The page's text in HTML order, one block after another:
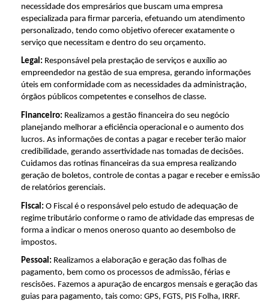
necessidade dos empresários que buscam uma empresa
especializada para firmar parceria, efetuando um atendimento
personalizado, tendo como objetivo oferecer exatamente o
serviço que necessitam e dentro do seu orçamento.
Legal: Responsável pela prestação de serviços e auxílio ao
empreendedor na gestão de sua empresa, gerando informações
úteis em conformidade com as necessidades da administração,
órgãos públicos competentes e conselhos de classe.
Financeiro: Realizamos a gestão financeira do seu negócio
planejando melhorar a eficiência operacional e o aumento dos
lucros. As informações de contas a pagar e receber terão maior
credibilidade, gerando assertividade nas tomadas de decisões.
Cuidamos das rotinas financeiras da sua empresa realizando
geração de boletos, controle de contas a pagar e receber e emissão
de relatórios gerenciais.
Fiscal: O Fiscal é o responsável pelo estudo de adequação de
regime tributário conforme o ramo de atividade das empresas de
forma a indicar o menos oneroso quanto ao desembolso de
impostos.
Pessoal: Realizamos a elaboração e geração das folhas de
pagamento, bem como os processos de admissão, férias e
rescisões. Fazemos a apuração de encargos mensais e geração das
guias para pagamento, tais como: GPS, FGTS, PIS Folha, IRRF.